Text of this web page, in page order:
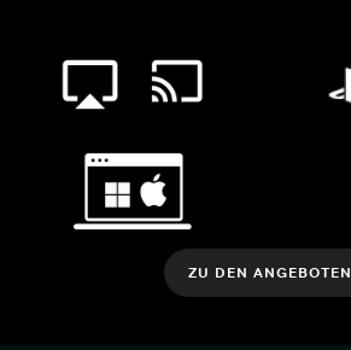
ZU DEN ANGEBOTEN